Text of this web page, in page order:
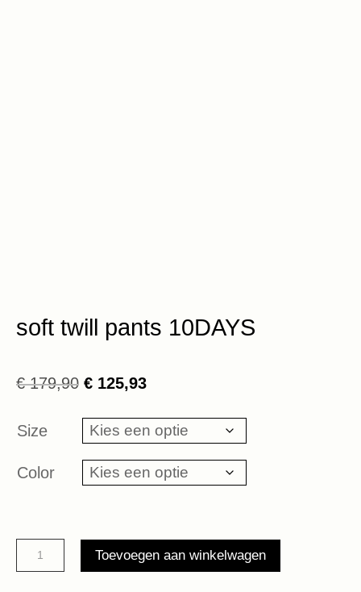
soft twill pants 10DAYS
€179,90 Oorspronkelijke
was:
€ 179,90.
€ 125,93Huidige
is:
€ 125,93.
Size
Color
soft
twill
Toevoegen aan winkelwagen